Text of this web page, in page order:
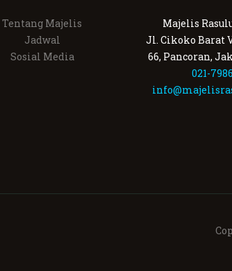
Tentang Majelis
Jadwal
Sosial Media
Majelis
Jl. Cikoko Barat
66, Pancoran,
021-